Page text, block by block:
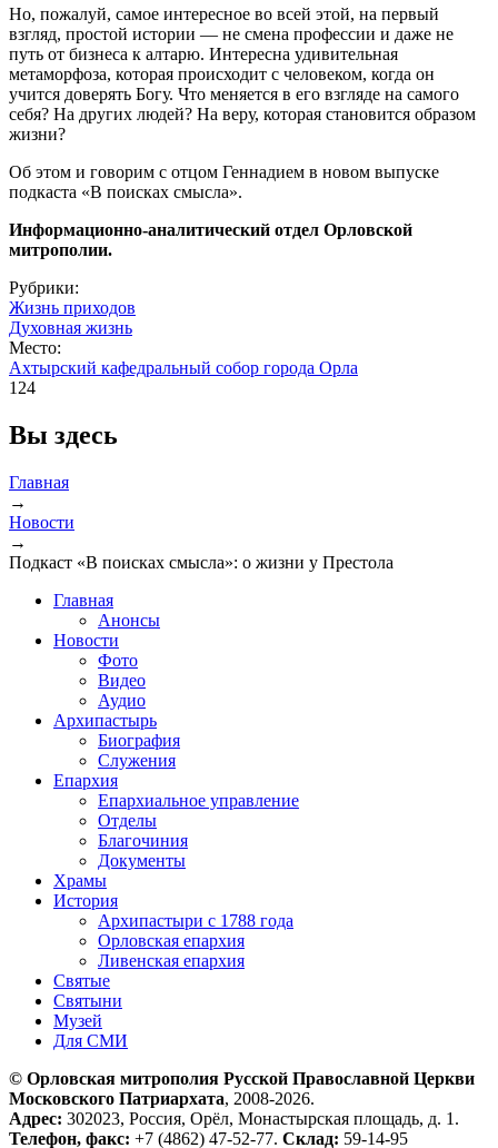
Но, пожалуй, самое интересное во всей этой, на первый
взгляд, простой истории — не смена профессии и даже не
путь от бизнеса к алтарю. Интересна удивительная
метаморфоза, которая происходит с человеком, когда он
учится доверять Богу. Что меняется в его взгляде на самого
себя? На других людей? На веру, которая становится образом
жизни?
Об этом и говорим с отцом Геннадием в новом выпуске
подкаста «В поисках смысла».
Информационно-аналитический отдел Орловской
митрополии.
Рубрики:
Жизнь приходов
Духовная жизнь
Место:
Ахтырский кафедральный собор города Орла
124
Вы здесь
Главная
→
Новости
→
Подкаст «В поисках смысла»: о жизни у Престола
Главная
Анонсы
Новости
Фото
Видео
Аудио
Архипастырь
Биография
Служения
Епархия
Епархиальное управление
Отделы
Благочиния
Документы
Храмы
История
Архипастыри с 1788 года
Орловская епархия
Ливенская епархия
Святые
Святыни
Музей
Для СМИ
© Орловская митрополия Русской Православной Церкви
Московского Патриархата, 2008-2026.
Адрес: 302023, Россия, Орёл, Монастырская площадь, д. 1.
Телефон, факс: +7 (4862) 47-52-77. Склад: 59-14-95